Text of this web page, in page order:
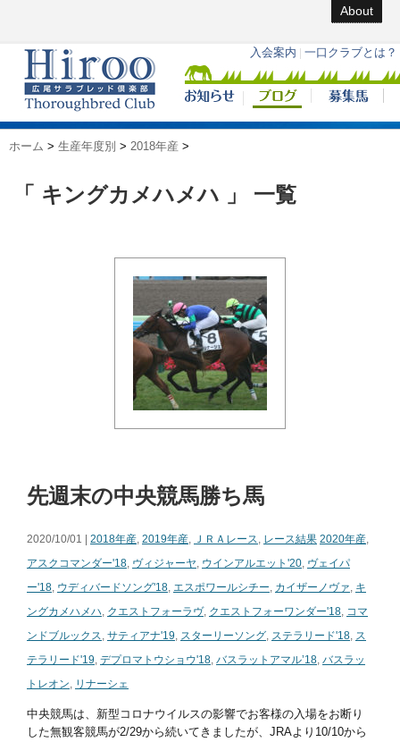
About
ホーム > 生産年度別 > 2018年産 >
「 キングカメハメハ 」 一覧
先週末の中央競馬勝ち馬
2020/10/01 | 2018年産, 2019年産, ＪＲＡレース, レース結果 2020年産,
アスクコマンダー'18, ヴィジャーヤ, ウインアルエット'20, ヴェイパ
ー'18, ウディバードソング'18, エスポワールシチー, カイザーノヴァ, キ
ングカメハメハ, クエストフォーラヴ, クエストフォーワンダー'18, コマ
ンドブルックス, サティアナ'19, スターリーソング, ステラリード'18, ス
テラリード'19, デプロマトウショウ'18, バスラットアマル’18, バスラッ
トレオン, リナーシェ
中央競馬は、新型コロナウイルスの影響でお客様の入場をお断り
した無観客競馬が2/29から続いてきましたが、JRAより10/10から